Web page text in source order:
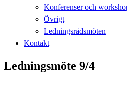
Konferenser och
Övrigt
Ledningsrådsmöten
Kontakt
Ledningsmöte 9/4